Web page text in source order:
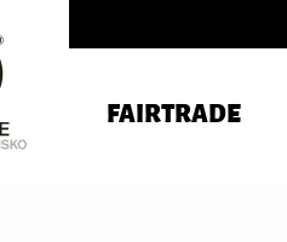
FAIRTRADE